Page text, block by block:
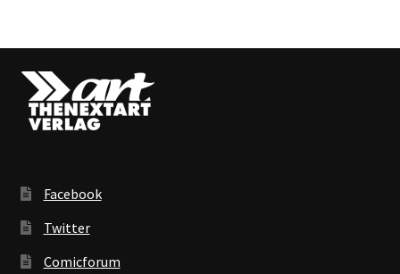
Facebook
Twitter
Comicforum